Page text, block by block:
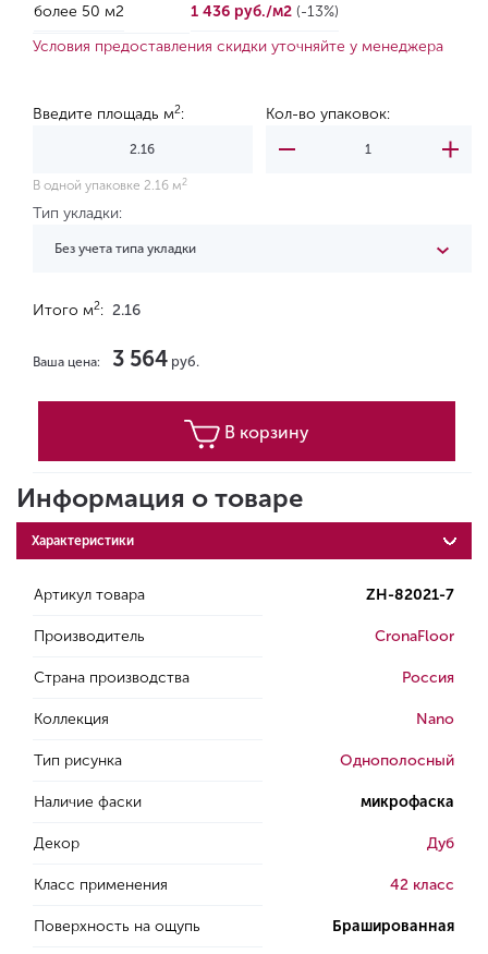
более 50 м2 1 436 руб./м2 (-13%)
Условия предоставления скидки уточняйте у менеджера
Введите площадь м2: Кол-во упаковок:
В одной упаковке 2.16 м 2
Тип укладки:
Без учета типа укладки
Итого м2: 2.16
Ваша цена: 3 564 руб.
В корзину
Информация о товаре
Характеристики
Артикул товара ZH-82021-7
Производитель CronaFloor
Страна производства Россия
Коллекция Nano
Тип рисунка Однополосный
Наличие фаски микрофаска
Декор Дуб
Класс применения 42 класс
Поверхность на ощупь Брашированная